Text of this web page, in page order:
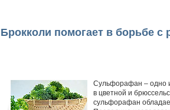
Брокколи помогает в борьбе с
Сульфорафан – одно
в цветной и
сульфорафан